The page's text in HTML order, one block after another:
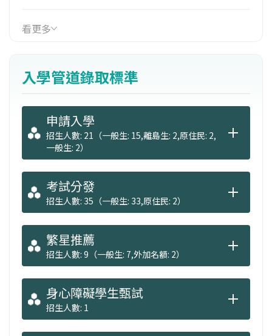
並強化本校綜合性大學與科技整合的特性，業
學生。
看更多
入學管道錄取標準
申請入學
招生人數: 21（一般生: 15,離島生: 2,原住民: 2,
一般生: 2）
考試分發
招生人數: 35（一般生: 33,原住民: 2）
繁星推薦
招生人數: 9（一般生: 7,外加名額: 2）
身心障礙學生甄試
招生人數: 1